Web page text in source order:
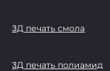
3Д печать смола
3Д печать полиамид